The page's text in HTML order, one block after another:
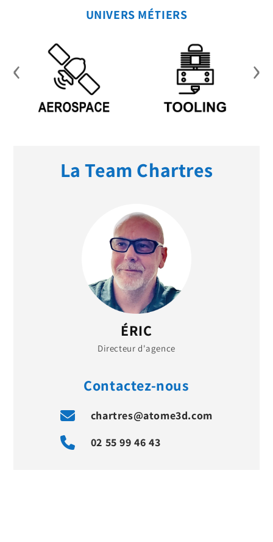
UNIVERS MÉTIERS
‹ ›
La Team Chartres
ÉRIC
Directeur d'agence
Contactez-nous
chartres@atome3d.com
02 55 99 46 43